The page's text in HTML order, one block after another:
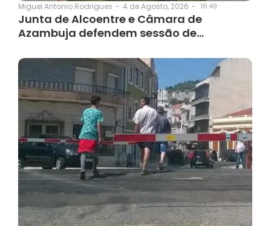
Miguel Antonio Rodrigues - 4 de Agosto, 2026 - 16:49
Junta de Alcoentre e Câmara de
Azambuja defendem sessão de…